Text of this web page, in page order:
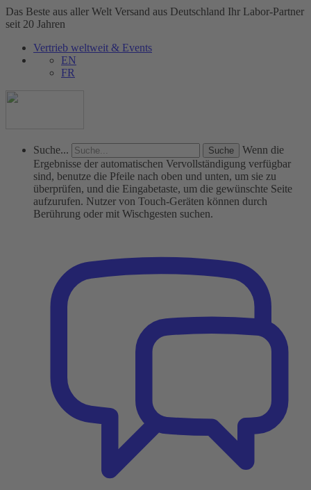
Das Beste aus aller Welt Versand aus Deutschland Ihr Labor-Partner
seit 20 Jahren
Vertrieb weltweit & Events
EN
FR
Suche...
Wenn die
Ergebnisse der automatischen Vervollständigung verfügbar
sind, benutze die Pfeile nach oben und unten, um sie zu
überprüfen, und die Eingabetaste, um die gewünschte Seite
aufzurufen. Nutzer von Touch-Geräten können durch
Berührung oder mit Wischgesten suchen.